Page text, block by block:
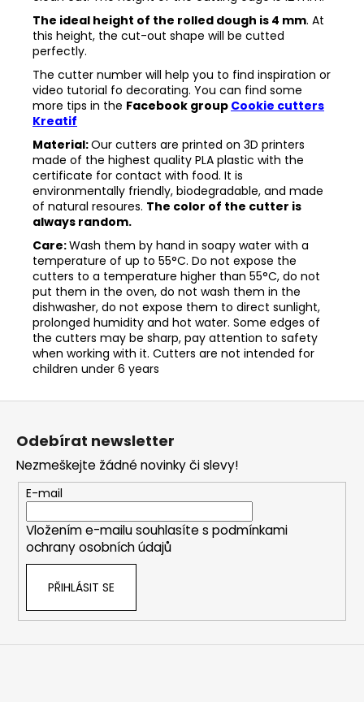
The ideal height of the rolled dough is 4 mm. At
this height, the cut-out shape will be cutted
perfectly.
The cutter number will help you to find inspiration or
video tutorial fo decorating. You can find some
more tips in the Facebook group Cookie cutters
Kreatif
Material:Our cutters are printed on 3D printers
made of the highest quality PLA plastic with the
certificate for contact with food. It is
environmentally friendly, biodegradable, and made
of natural resoures. The color of the cutter is
always random.
Care:Wash them by hand in soapy water with a
temperature of up to 55°C. Do not expose the
cutters to a temperature higher than 55°C, do not
put them in the oven, do not wash them in the
dishwasher, do not expose them to direct sunlight,
prolonged humidity and hot water. Some edges of
the cutters may be sharp, pay attention to safety
when working with it. Cutters are not intended for
children under 6 years
Z
Odebírat newsletter
Nezmeškejte žádné novinky či slevy!
E-mail
Vložením e-mailu souhlasíte s podmínkami
ochrany osobních údajů
PŘIHLÁSIT SE